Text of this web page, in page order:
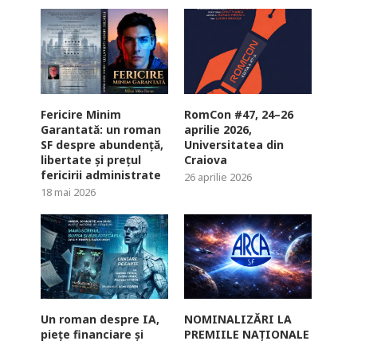
Fericire Minim
Garantată: un roman
SF despre abundență,
libertate și prețul
fericirii administrate
18 mai 2026
RomCon #47, 24–26
aprilie 2026,
Universitatea din
Craiova
26 aprilie 2026
Un roman despre IA,
piețe financiare și
NOMINALIZĂRI LA
PREMIILE NAȚIONALE